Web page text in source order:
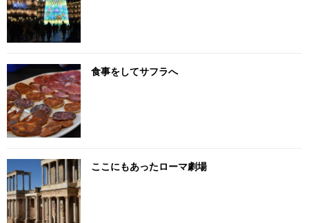
食事をしてサフラへ
ここにもあったローマ劇場